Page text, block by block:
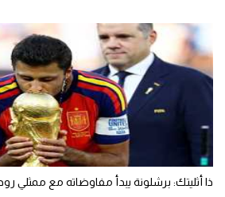
ذا أثليتك: برشلونة يبدأ مفاوضاته مع ممثلي